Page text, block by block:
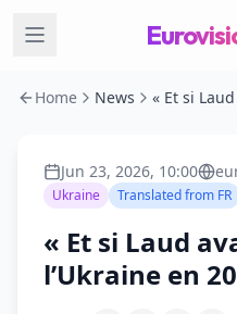
Home News
Jun 23, 2026, 10:00
Ukraine Translated from FR
« Et si Laud
l’Ukraine en